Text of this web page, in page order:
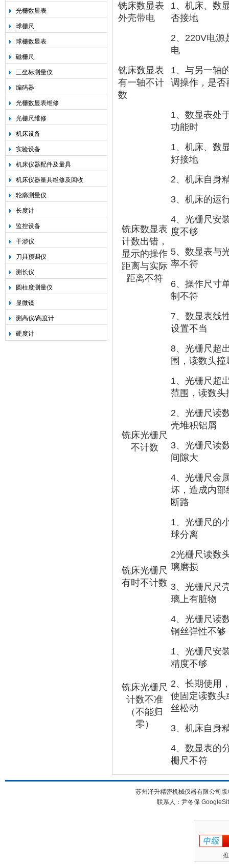
光栅数显表
球栅尺
球栅数显表
磁栅尺
三坐标测量仪
编码器
光栅数显表维修
光栅尺维修
机床设备
实验设备
机床仪器配件及量具
机床仪器量具维修及回收
轮廓测量仪
长度计
监控设备
干涉仪
刀具预调仪
测长仪
圆柱度测量仪
显微镜
测高仪/高度计
硬度计
铣床数显表
外壳带电
1、机床、数
否接地
2、 220V电源
电
铣床数显表
有一轴不计
数
1、与另一轴
调操作，是否
1、数显表处
功能时
铣床数显表
计数出错，
显示的操作
距离与实际
距离不符
1、机床、数
好接地
2、机床自身
3、机床的运
4、光栅尺安
度不够
5、数显表与
率不符
6、操作尺寸
制不符
7、数显表线
设置不当
8、光栅尺超
围，读数头撞
铣床光栅尺
不计数
1、光栅尺超
范围，读数头
2、光栅尺读
壳堆积铝屑
3、光栅尺读
间隙大
4、光栅尺金
坏，造成内部
断路
铣床光栅尺
有时不计数
1、光栅尺的
球分离
2光栅尺读数
璃磨损
3、光栅尺尺
璃上有脏物
4、光栅尺读
钢丝弹性不够
铣床光栅尺
计数不准
（不能归
零）
1、光栅尺安
精度不够
2、长期使用
使固定读数头
丝松动
3、机床自身
4、数显表的
栅尺不符
苏州泽升精密机械仪器有限公司
联系人：尹冬保